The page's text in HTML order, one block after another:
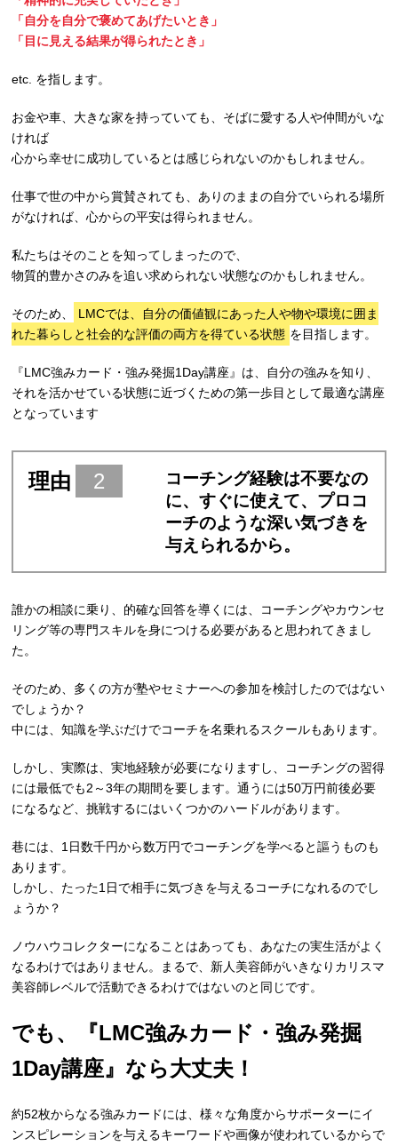
「自分を自分で褒めてあげたいとき」
「目に見える結果が得られたとき」
etc. を指します。
お金や車、大きな家を持っていても、そばに愛する人や仲間がいな
ければ
心から幸せに成功しているとは感じられないのかもしれません。
仕事で世の中から賞賛されても、ありのままの自分でいられる場所
がなければ、心からの平安は得られません。
私たちはそのことを知ってしまったので、
物質的豊かさのみを追い求められない状態なのかもしれません。
そのため、
LMCでは、自分の価値観にあった人や物や環境に囲ま
れた暮らしと社会的な評価の両方を得ている状態 を目指します。
『LMC強みカード・強み発掘1Day講座』は、自分の強みを知り、
それを活かせている状態に近づくための第一歩目として最適な講座
となっています
理由 2
コーチング経験は不要なの
に、すぐに使えて、プロコ
ーチのような深い気づきを
与えられるから。
誰かの相談に乗り、的確な回答を導くには、コーチングやカウンセ
リング等の専門スキルを身につける必要があると思われてきまし
た。
そのため、多くの方が塾やセミナーへの参加を検討したのではない
でしょうか？
中には、知識を学ぶだけでコーチを名乗れるスクールもあります。
しかし、実際は、実地経験が必要になりますし、コーチングの習得
には最低でも2～3年の期間を要します。通うには50万円前後必要
になるなど、挑戦するにはいくつかのハードルがあります。
巷には、1日数千円から数万円でコーチングを学べると謳うものも
あります。
しかし、たった1日で相手に気づきを与えるコーチになれるのでし
ょうか？
ノウハウコレクターになることはあっても、あなたの実生活がよく
なるわけではありません。まるで、新人美容師がいきなりカリスマ
美容師レベルで活動できるわけではないのと同じです。
でも、『LMC強みカード・強み発掘
1Day講座』なら大丈夫！
約52枚からなる強みカードには、様々な角度からサポーターにイ
ンスピレーションを与えるキーワードや画像が使われているからで